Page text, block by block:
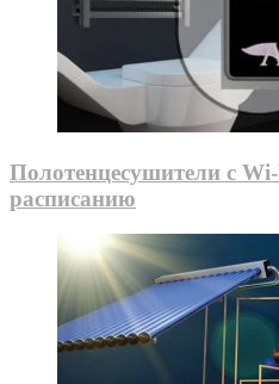
Полотенцесушители с
расписанию